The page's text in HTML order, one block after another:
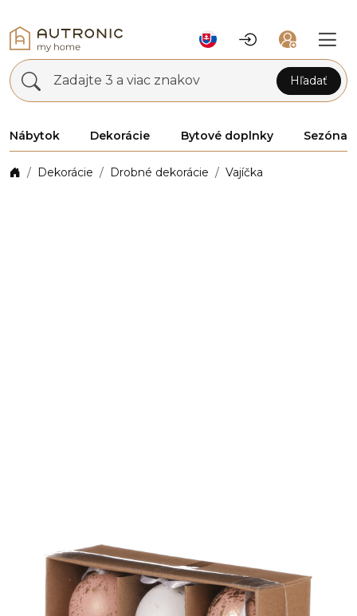
Zadajte 3 a viac znakov Hľadať
Nábytok Dekorácie Bytové doplnky Sezóna
Dekorácie Drobné dekorácie Vajíčka